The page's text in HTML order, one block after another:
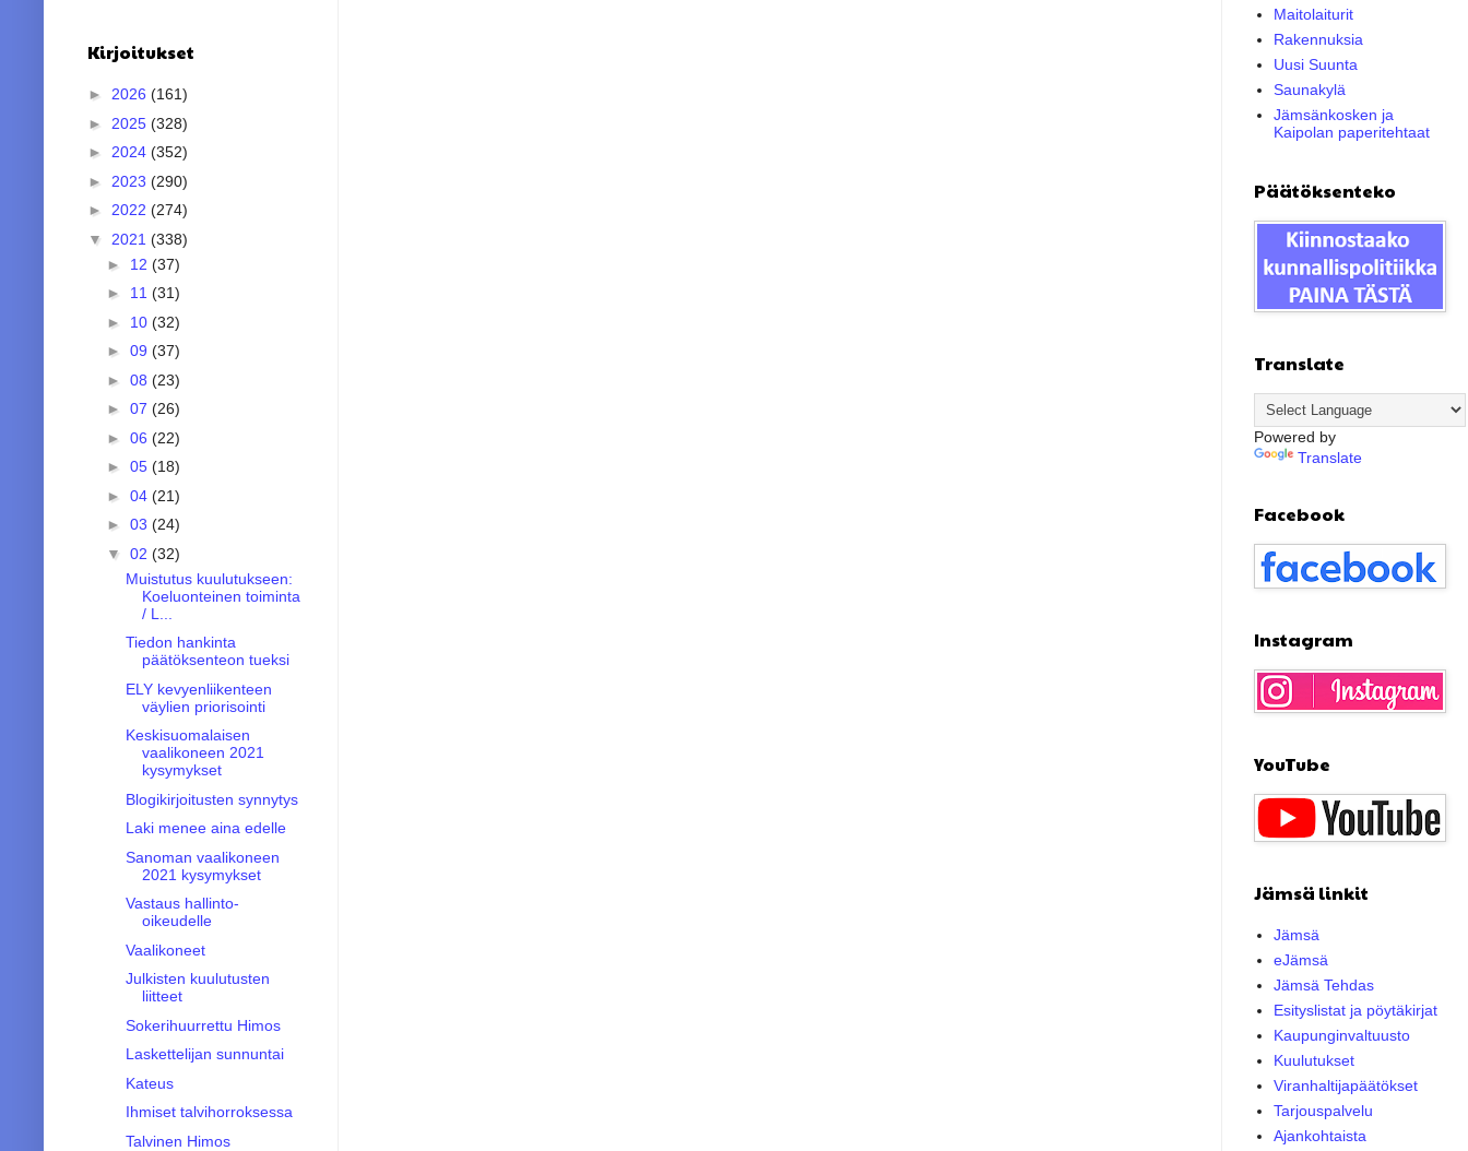
Kirjoitukset
► 2026 (161)
► 2025 (328)
► 2024 (352)
► 2023 (290)
► 2022 (274)
▼ 2021 (338)
► 12 (37)
► 11 (31)
► 10 (32)
► 09 (37)
► 08 (23)
► 07 (26)
► 06 (22)
► 05 (18)
► 04 (21)
► 03 (24)
▼ 02 (32)
Muistutus kuulutukseen:
Koeluonteinen toiminta
/ L...
Tiedon hankinta
päätöksenteon tueksi
ELY kevyenliikenteen
väylien priorisointi
Keskisuomalaisen
vaalikoneen 2021
kysymykset
Blogikirjoitusten synnytys
Laki menee aina edelle
Sanoman vaalikoneen
2021 kysymykset
Vastaus hallinto-
oikeudelle
Vaalikoneet
Julkisten kuulutusten
liitteet
Sokerihuurrettu Himos
Laskettelijan sunnuntai
Kateus
Ihmiset talvihorroksessa
Talvinen Himos
Maitolaiturit
Rakennuksia
Uusi Suunta
Saunakylä
Jämsänkosken ja
Kaipolan paperitehtaat
Päätöksenteko
Translate
Powered by
Translate
Facebook
Instagram
YouTube
Jämsä linkit
Jämsä
eJämsä
Jämsä Tehdas
Esityslistat ja pöytäkirjat
Kaupunginvaltuusto
Kuulutukset
Viranhaltijapäätökset
Tarjouspalvelu
Ajankohtaista